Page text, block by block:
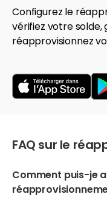
Configurez le
vérifiez votre
réapprovisionnez
FAQ sur le
Comment puis-je